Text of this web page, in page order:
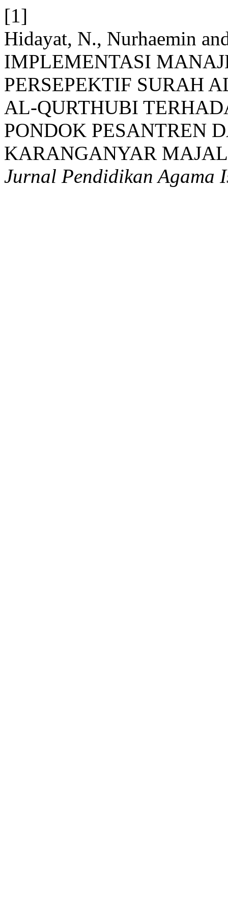
[1]
Hidayat, N., Nurhaemin
IMPLEMENTASI
PERSEPEKTIF SURAH
AL-QURTHUBI
PONDOK PESANTREN
KARANGANYAR
Jurnal Pendidikan Agama